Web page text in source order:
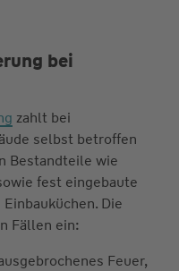
bei
zahlt bei
selbst betroffen
Bestandteile wie
fest eingebaute
Die
Fällen ein:
Feuer,